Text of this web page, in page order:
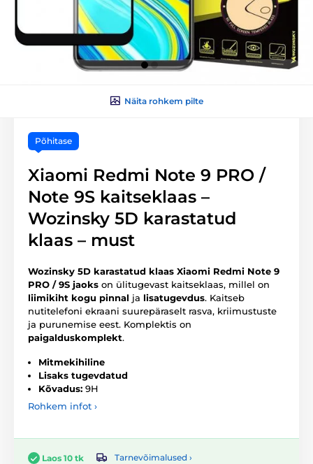
Näita rohkem pilte
Põhitase
Xiaomi Redmi Note 9 PRO /
Note 9S kaitseklaas –
Wozinsky 5D karastatud
klaas – must
Wozinsky 5D karastatud klaas Xiaomi Redmi Note 9
PRO / 9S jaoks on ülitugevast kaitseklaas, millel on
liimikiht kogu pinnal ja lisatugevdus. Kaitseb
nutitelefoni ekraani suurepäraselt rasva, kriimustuste
ja purunemise eest. Komplektis on
paigalduskomplekt.
Mitmekihiline
Lisaks tugevdatud
Kõvadus: 9H
Rohkem infot ›
Laos 10 tk
Tarnevõimalused ›